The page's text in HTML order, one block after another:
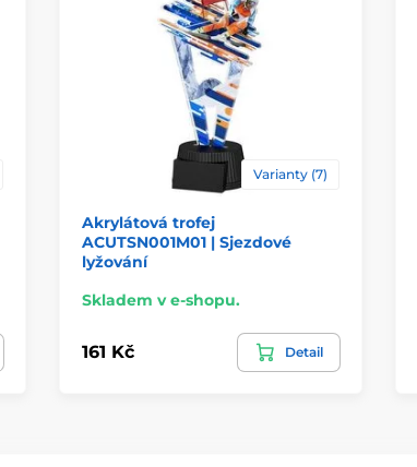
Varianty (7)
Akrylátová trofej
ACUTSN001M01 | Sjezdové
lyžování
Skladem v e-shopu.
161 Kč Detail